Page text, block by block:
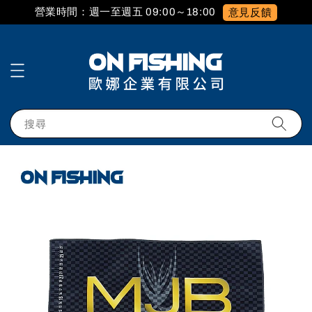
營業時間：週一至週五 09:00～18:00 意見反饋
搜尋